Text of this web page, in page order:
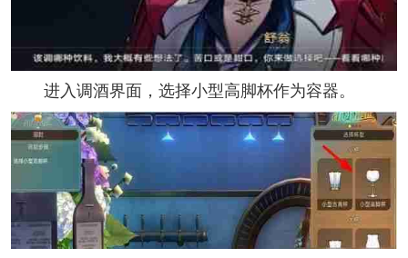
进入调酒界面，选择小型高脚杯作为容器。